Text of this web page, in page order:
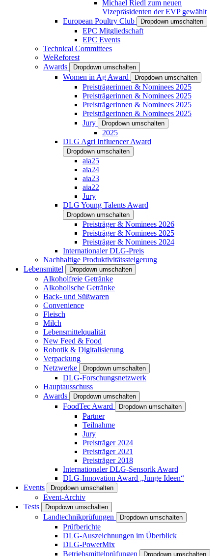
Michael Riedl zum neuen
Vizepräsidenten der EVP gewählt
European Poultry Club
Dropdown umschalten
EPC Mitgliedschaft
EPC Events
Technical Committees
WeReforest
Awards
Dropdown umschalten
Women in Ag Award Dropdown umschalten
Preisträgerinnen & Nominees 2025
Preisträgerinnen & Nominees 2025
Preisträgerinnen & Nominees 2025
Preisträgerinnen & Nominees 2025
Jury
Dropdown umschalten
2025
DLG Agri Influencer Award
Dropdown umschalten
aia25
aia24
aia23
aia22
Jury
DLG Young Talents Award
Dropdown umschalten
Preisträger & Nominees 2026
Preisträger & Nominees 2025
Preisträger & Nominees 2024
Internationaler DLG-Preis
Nachhaltige Produktivitätssteigerung
Lebensmittel
Dropdown umschalten
Alkoholfreie Getränke
Alkoholische Getränke
Back- und Süßwaren
Convenience
Fleisch
Milch
Lebensmittelqualität
New Feed & Food
Robotik & Digitalisierung
Verpackung
Netzwerke
Dropdown umschalten
DLG-Forschungsnetzwerk
Hauptausschuss
Awards
Dropdown umschalten
FoodTec Award Dropdown umschalten
Partner
Teilnahme
Jury
Preisträger 2024
Preisträger 2021
Preisträger 2018
Internationaler DLG-Sensorik Award
DLG-Innovation Award „Junge Ideen“
Events
Dropdown umschalten
Event-Archiv
Tests
Dropdown umschalten
Landtechnikprüfungen Dropdown umschalten
Prüfberichte
DLG-Auszeichnungen im Überblick
DLG-PowerMix
Betriebsmittelprüfungen
Dropdown umschalten